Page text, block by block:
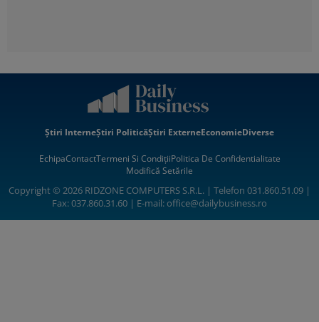
Știri InterneȘtiri PoliticăȘtiri ExterneEconomieDiverse
EchipaContactTermeni Si CondițiiPolitica De Confidentialitate
Modifică Setările
Copyright © 2026 RIDZONE COMPUTERS S.R.L. | Telefon 031.860.51.09 |
Fax: 037.860.31.60 | E-mail:office@dailybusiness.ro